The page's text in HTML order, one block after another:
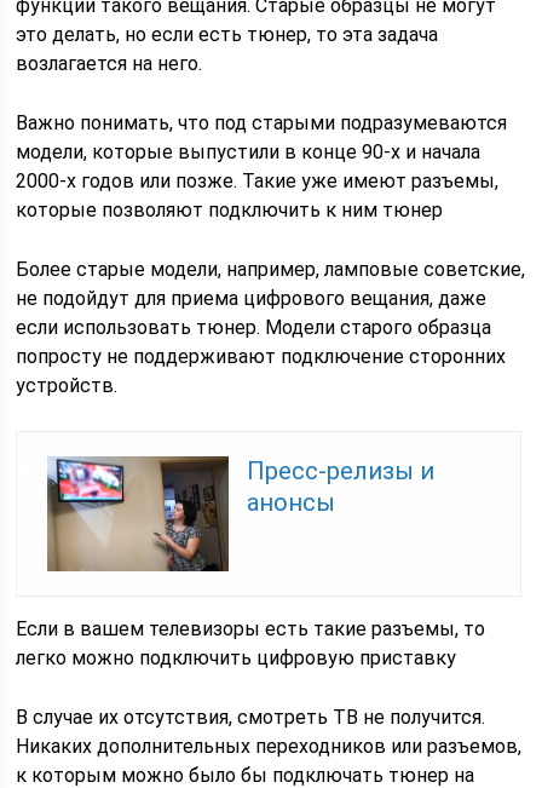
функции такого вещания. Старые образцы не могут
это делать, но если есть тюнер, то эта задача
возлагается на него.
Важно понимать, что под старыми подразумеваются
модели, которые выпустили в конце 90-х и начала
2000-х годов или позже. Такие уже имеют разъемы,
которые позволяют подключить к ним тюнер
Более старые модели, например, ламповые советские,
не подойдут для приема цифрового вещания, даже
если использовать тюнер. Модели старого образца
попросту не поддерживают подключение сторонних
устройств.
Пресс-релизы и
анонсы
Если в вашем телевизоры есть такие разъемы, то
легко можно подключить цифровую приставку
В случае их отсутствия, смотреть ТВ не получится.
Никаких дополнительных переходников или разъемов,
к которым можно было бы подключать тюнер на